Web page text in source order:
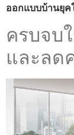
ออกแบบบ้านยุค
ครบจบ
และลด